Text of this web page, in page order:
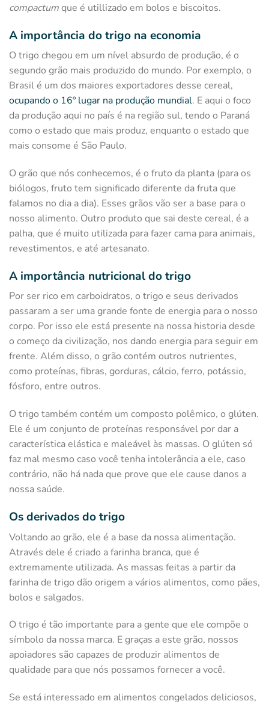
compactumque é utillizado em bolos e biscoitos.
A importância do trigo na economia
O trigo chegou em um nível absurdo de produção, é o
segundo grão mais produzido do mundo. Por exemplo, o
Brasil é um dos maiores exportadores desse cereal,
ocupando o 16º lugar na produção mundial. E aqui o foco
da produção aqui no país é na região sul, tendo o Paraná
como o estado que mais produz, enquanto o estado que
mais consome é São Paulo.
O grão que nós conhecemos, é o fruto da planta (para os
biólogos, fruto tem significado diferente da fruta que
falamos no dia a dia). Esses grãos vão ser a base para o
nosso alimento. Outro produto que sai deste cereal, é a
palha, que é muito utilizada para fazer cama para animais,
revestimentos, e até artesanato.
A importância nutricional do trigo
Por ser rico em carboidratos, o trigo e seus derivados
passaram a ser uma grande fonte de energia para o nosso
corpo. Por isso ele está presente na nossa historia desde
o começo da civilização, nos dando energia para seguir em
frente. Além disso, o grão contém outros nutrientes,
como proteínas, fibras, gorduras, cálcio, ferro, potássio,
fósforo, entre outros.
O trigo também contém um composto polêmico, o glúten.
Ele é um conjunto de proteínas responsável por dar a
característica elástica e maleável às massas. O glúten só
faz mal mesmo caso você tenha intolerância a ele, caso
contrário, não há nada que prove que ele cause danos a
nossa saúde.
Os derivados do trigo
Voltando ao grão, ele é a base da nossa alimentação.
Através dele é criado a farinha branca, que é
extremamente utilizada. As massas feitas a partir da
farinha de trigo dão origem a vários alimentos, como pães,
bolos e salgados.
O trigo é tão importante para a gente que ele compõe o
símbolo da nossa marca. E graças a este grão, nossos
apoiadores são capazes de produzir alimentos de
qualidade para que nós possamos fornecer a você.
Se está interessado em alimentos congelados deliciosos,